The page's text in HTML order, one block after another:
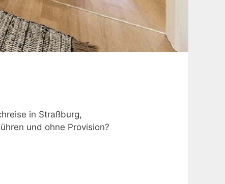
in Straßburg,
und ohne Provision?